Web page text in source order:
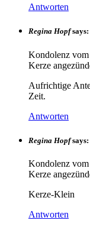
Antworten
Regina Hopf says:
Kondolenz vom
Kerze
Aufrichtige
Zeit.
Antworten
Regina Hopf says:
Kondolenz vom
Kerze
Kerze-Klein
Antworten